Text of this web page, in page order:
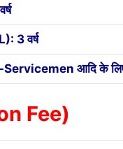
3 वर्ष
आदि के लिए
Fee)